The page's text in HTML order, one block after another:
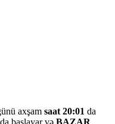
axşam saat 20:01 da
başlayar və BAZAR